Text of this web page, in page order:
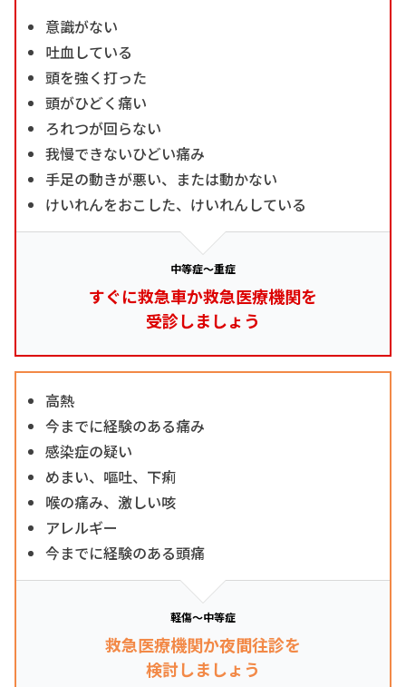
意識がない
吐血している
頭を強く打った
頭がひどく痛い
ろれつが回らない
我慢できないひどい痛み
手足の動きが悪い、または動かない
けいれんをおこした、けいれんしている
中等症～重症
すぐに救急車か救急医療機関を
受診しましょう
高熱
今までに経験のある痛み
感染症の疑い
めまい、嘔吐、下痢
喉の痛み、激しい咳
アレルギー
今までに経験のある頭痛
軽傷～中等症
救急医療機関か夜間往診を
検討しましょう